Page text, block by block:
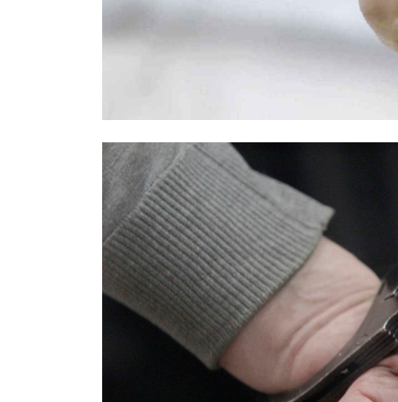
Правоохранители назвали
Москве: был конфликтным